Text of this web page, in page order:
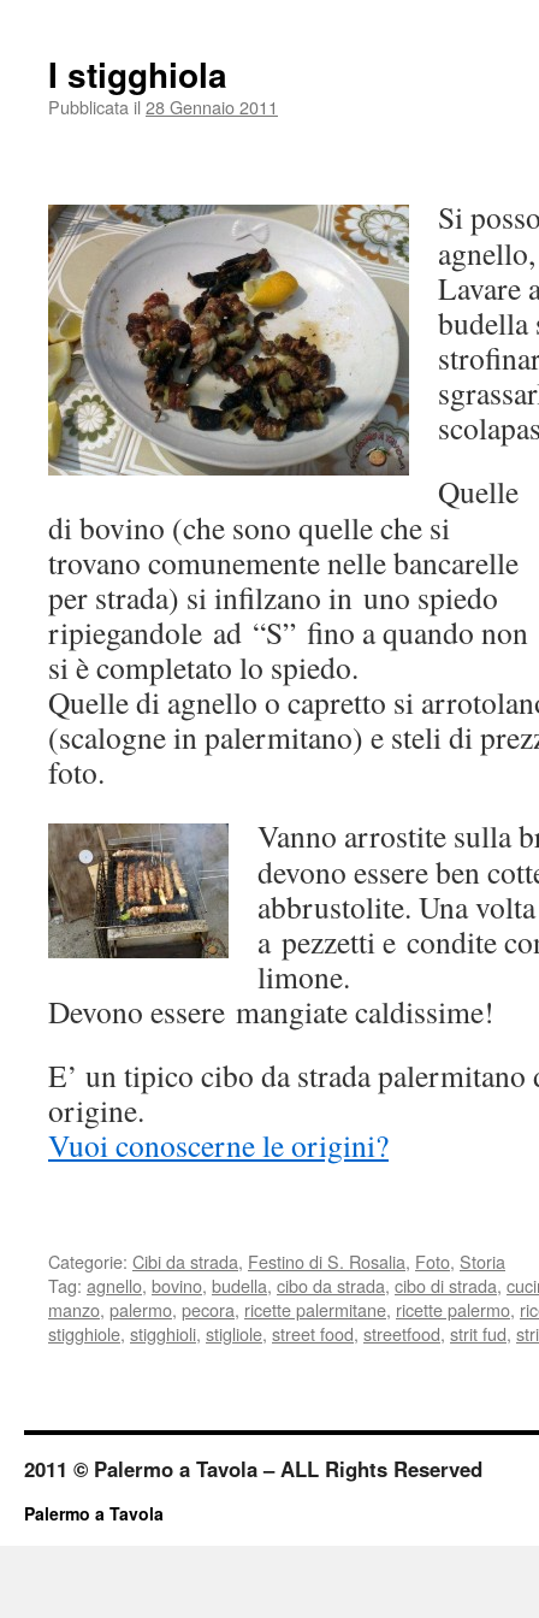
I stigghiola
Pubblicata il 28 Gennaio 2011
Si
Lavare
budella
Quelle
di bovino (che sono quelle che si
trovano comunemente nelle bancarelle
per strada) si infilzano in uno spiedo
ripiegandole ad “S” fino a quando non
si è completato lo spiedo.
Quelle di agnello o capretto si
(scalogne in palermitano) e steli di
foto.
Vanno arrostite sulla
devono essere ben
abbrustolite. Una
a pezzetti e condite
limone.
Devono essere mangiate caldissime!
E’ un tipico cibo da strada
origine.
Vuoi conoscerne le origini?
Categorie: Cibi da strada, Festino di S. Rosalia, Foto, Storia
Tag: agnello, bovino, budella, cibo da strada, cibo di strada,
manzo, palermo, pecora, ricette palermitane, ricette palermo,
stigghiole, stigghioli, stigliole, street food, streetfood, strit fud,
2011 © Palermo a Tavola – ALL Rights Reserved
Palermo a Tavola